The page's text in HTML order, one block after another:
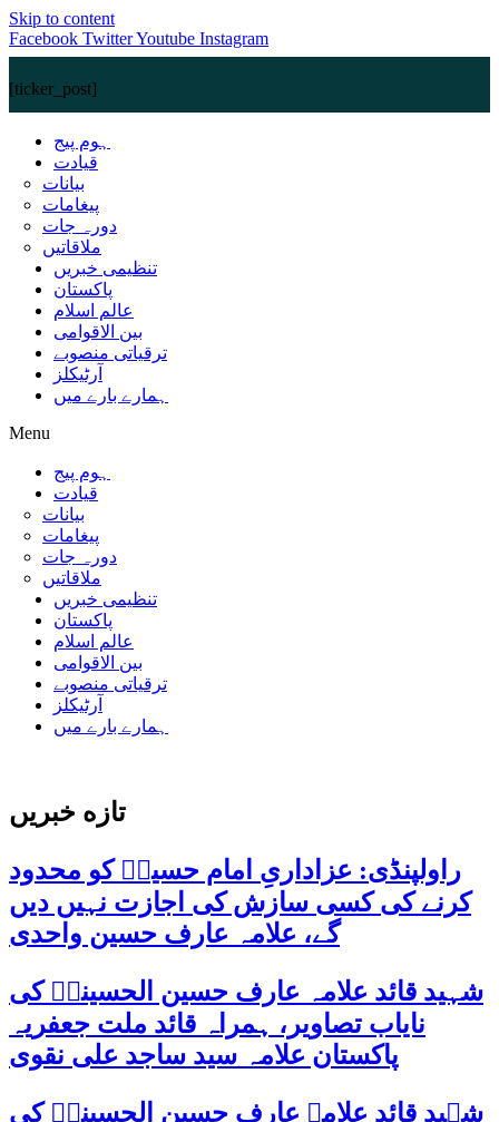
Skip to content
Facebook TwitterYoutube Instagram
[ticker_post]
ہوم پیج
قیادت
بیانات
پیغامات
دورہ جات
ملاقاتیں
تنظیمی خبریں
پاکستان
عالم اسلام
بین الاقوامی
ترقیاتی منصوبے
آرٹیکلز
ہمارے بارے میں
Menu
ہوم پیج
قیادت
بیانات
پیغامات
دورہ جات
ملاقاتیں
تنظیمی خبریں
پاکستان
عالم اسلام
بین الاقوامی
ترقیاتی منصوبے
آرٹیکلز
ہمارے بارے میں
تازه خبریں
راولپنڈی: عزاداریِ امام حسینؑ کو محدود
کرنے کی کسی سازش کی اجازت نہیں دیں
گے، علامہ عارف حسین واحدی
شہید قائد علامہ عارف حسین الحسینیؒ کی
نایاب تصاویر، ہمراہ قائد ملت جعفریہ
پاکستان علامہ سید ساجد علی نقوی
شہید قائد علامہ عارف حسین الحسینیؒ کی